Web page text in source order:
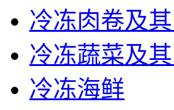
冷冻肉卷及
冷冻蔬菜及
冷冻海鲜